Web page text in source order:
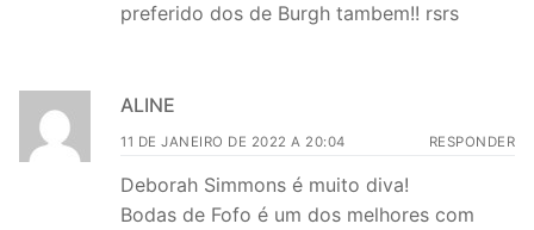
preferido dos de Burgh tambem!! rsrs
ALINE
11 DE JANEIRO DE 2022 A 20:04 RESPONDER
Deborah Simmons é muito diva!
Bodas de Fofo é um dos melhores com